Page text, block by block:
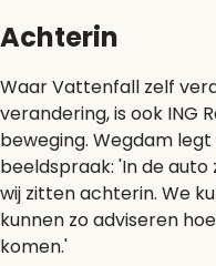
Achterin
Waar Vattenfall zelf
verandering, is ook ING
beweging. Wegdam
beeldspraak: 'In de
wij zitten achterin. We
kunnen zo adviseren
komen.'